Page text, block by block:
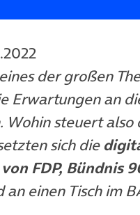
der großen
Erwartungen an
Wohin steuert also
sich die
FDP, Bündnis
einen Tisch im